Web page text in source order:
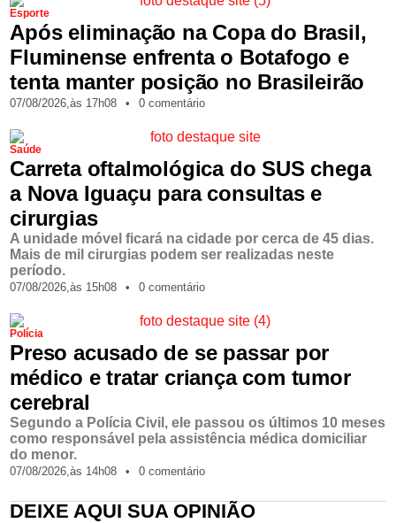
Esporte
Após eliminação na Copa do Brasil,
Fluminense enfrenta o Botafogo e
tenta manter posição no Brasileirão
07/08/2026,às 17h08 • 0 comentário
Saúde
Carreta oftalmológica do SUS chega
a Nova Iguaçu para consultas e
cirurgias
A unidade móvel ficará na cidade por cerca de 45 dias.
Mais de mil cirurgias podem ser realizadas neste
período.
07/08/2026,às 15h08 • 0 comentário
Polícia
Preso acusado de se passar por
médico e tratar criança com tumor
cerebral
Segundo a Polícia Civil, ele passou os últimos 10 meses
como responsável pela assistência médica domiciliar
do menor.
07/08/2026,às 14h08 • 0 comentário
DEIXE AQUI SUA OPINIÃO